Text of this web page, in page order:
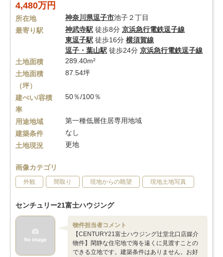
4,480万円
所在地 神奈川県逗子市池子２丁目
最寄り駅
神武寺駅 徒歩8分 京浜急行電鉄逗子線
東逗子駅 徒歩16分 横須賀線
逗子・葉山駅 徒歩24分 京浜急行電鉄逗子線
土地面積
289.40m²
土地面積
（坪）
87.54坪
建ぺい/容積
率
50％/100％
用途地域
第一種低層住居専用地域
建築条件
なし
土地現況
更地
画像カテゴリ
外観 間取り 現地からの眺望 現地土地写真
センチュリー21富士ハウジング
物件担当者コメント
【CENTURY21富士ハウジング辻堂北口店媒介
物件】閑静な住宅地で海を遠くに見渡すことの
できる立地です。建築条件はありません。お好